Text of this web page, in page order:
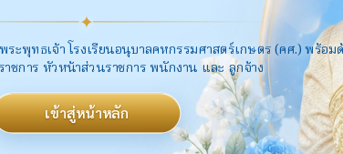
✦
ระพุทธเจ้า โรงเรียนอนุบาลคหกรรมศาสตร์เกษตร (คศ.) พร้อม
ชการ หัวหน้าส่วนราชการ พนักงาน และ ลูกจ้าง
เข้าสู่หน้าหลัก